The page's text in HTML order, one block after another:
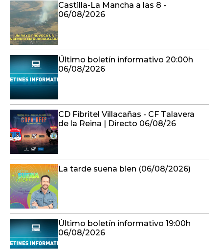
Castilla-La Mancha a las 8 -
06/08/2026
Último boletín informativo 20:00h
06/08/2026
CD Fibritel Villacañas - CF Talavera
de la Reina | Directo 06/08/26
La tarde suena bien (06/08/2026)
Último boletín informativo 19:00h
06/08/2026